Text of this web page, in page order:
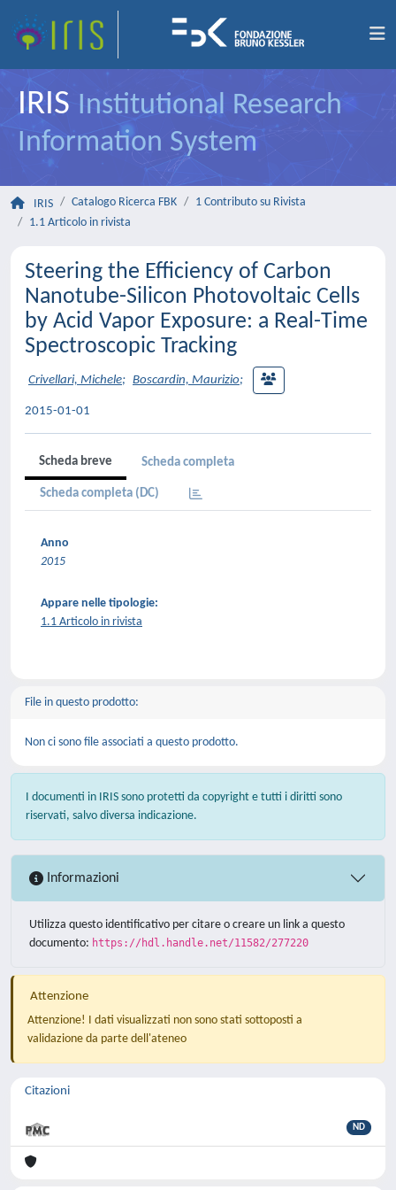
IRIS Institutional Research
Information System
IRIS Catalogo Ricerca FBK
1 Contributo su Rivista
1.1 Articolo in rivista
Steering the Efficiency of Carbon
Nanotube-Silicon Photovoltaic Cells
by Acid Vapor Exposure: a Real-Time
Spectroscopic Tracking
Crivellari, Michele; Boscardin, Maurizio;
2015-01-01
Scheda breve Scheda completa
Scheda completa (DC)
Anno
2015
Appare nelle tipologie:
1.1 Articolo in rivista
File in questo prodotto:
Non ci sono file associati a questo prodotto.
I documenti in IRIS sono protetti da copyright e tutti i diritti sono
riservati, salvo diversa indicazione.
Informazioni
Utilizza questo identificativo per citare o creare un link a questo
documento: https://hdl.handle.net/11582/277220
Attenzione
Attenzione! I dati visualizzati non sono stati sottoposti a
validazione da parte dell'ateneo
Citazioni
ND